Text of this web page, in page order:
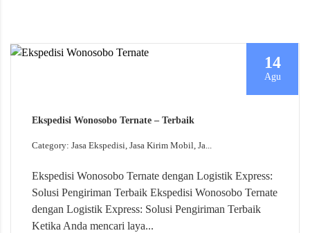
14
Agu
Ekspedisi Wonosobo Ternate – Terbaik
Category: Jasa Ekspedisi, Jasa Kirim Mobil, Ja...
Ekspedisi Wonosobo Ternate dengan Logistik Express:
Solusi Pengiriman Terbaik Ekspedisi Wonosobo Ternate
dengan Logistik Express: Solusi Pengiriman Terbaik
Ketika Anda mencari laya...